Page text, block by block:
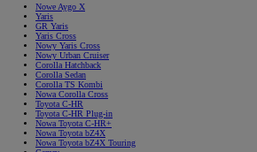
Nowe Aygo X
Yaris
GR Yaris
Yaris Cross
Nowy Yaris Cross
Nowy Urban Cruiser
Corolla Hatchback
Corolla Sedan
Corolla TS Kombi
Nowa Corolla Cross
Toyota C-HR
Toyota C-HR Plug-in
Nowa Toyota C-HR+
Nowa Toyota bZ4X
Nowa Toyota bZ4X Touring